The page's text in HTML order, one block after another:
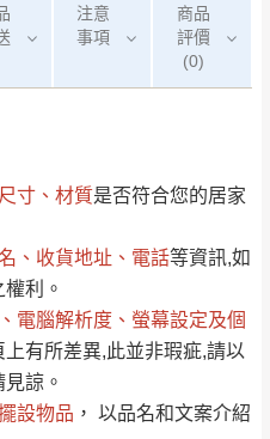
注意
事項
商品
評價
(0)
寸、材質是否符合您的居家
、收貨地址、電話等資訊,如
利。
電腦解析度、螢幕設定及個
有所差異,此並非瑕疵,請以
諒。
設物品 ， 以品名和文案介紹
說 明
用
偏遠地區
（請先線上詢問 LINE
→@dershin ）
復興鄉
無法及時更新，如有需
商品是否有「現貨」與
，商家有權取消訂
改原設計或客製，敬請
列
顯示附上圖片